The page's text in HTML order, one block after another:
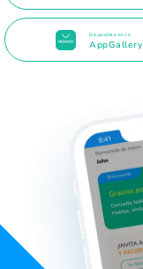
Disponible en la
AppGallery